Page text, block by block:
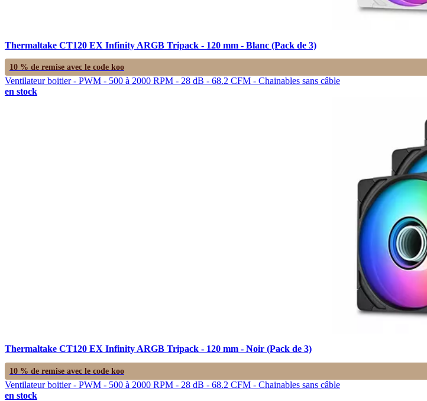
Thermaltake CT120 EX Infinity ARGB Tripack - 120 mm - Blanc (Pack de 3)
10 % de remise avec le code koo
Ventilateur boitier - PWM - 500 à 2000 RPM - 28 dB - 68.2 CFM - Chainables sans câble
en stock
Thermaltake CT120 EX Infinity ARGB Tripack - 120 mm - Noir (Pack de 3)
10 % de remise avec le code koo
Ventilateur boitier - PWM - 500 à 2000 RPM - 28 dB - 68.2 CFM - Chainables sans câble
en stock